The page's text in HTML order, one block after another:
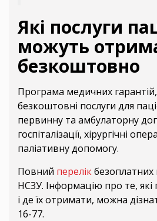
Які послуги
можуть
безкоштовно
Програма медичних
безкоштовні послуги для
первинну та амбулаторну
госпіталізації, хірургічні
паліативну допомогу.
Повний перелікбезоплатних
НСЗУ. Інформацію про те, які
і де їх отримати, можна
16-77.